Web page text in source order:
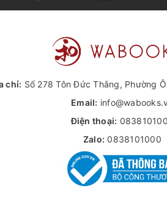
chỉ: Số 278 Tôn Đức Thắng, Phường
Email:
Điện thoại:
Zalo: 0838101000